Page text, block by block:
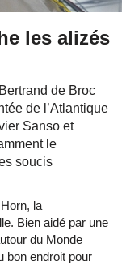
les alizés
de Broc
de l’Atlantique
Sanso et
le
soucis
la
Bien aidé par une
du Monde
bon endroit pour